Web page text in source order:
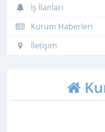
İş İlanları
Kurum Haberleri
İletişim